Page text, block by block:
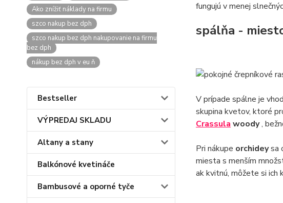
Ako znížiť náklady na firmu
szco nakup bez dph
szco nakup bez dph nakupovanie na firmu
bez dph
nákup bez dph v eu ň
Bestseller
VÝPREDAJ SKLADU
Altany a stany
Balkónové kvetináče
Bambusové a oporné tyče
fungujú v menej
spálňa -
V prípade spálne je
skupina kvetov, ktoré
Crassula woody,
Pri nákupe orchideysa
miesta s menším
ak kvitnú, môžete si ich